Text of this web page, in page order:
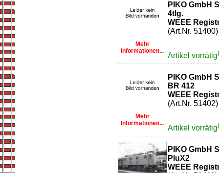
Mehr
Informationen...
PIKO GmbH
4tlg.
WEEE
(Art.Nr. 51400)
Artikel vorrätig
Mehr
Informationen...
PIKO GmbH
BR 412
WEEE
(Art.Nr. 51402)
Artikel vorrätig
PIKO GmbH
PluX2
WEEE